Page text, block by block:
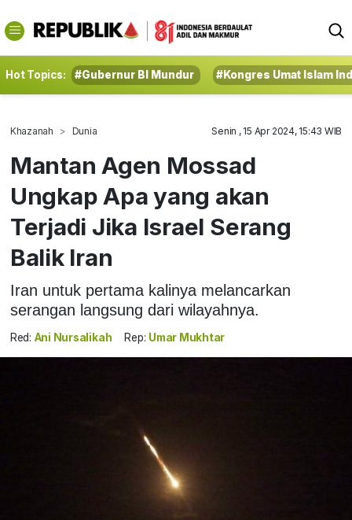
Hot Topics: #Gubernur BI Mundur #Kongres Umat Islam
Khazanah Dunia Senin , 15 Apr 2024, 15:43 WIB
Mantan Agen Mossad
Ungkap Apa yang akan
Terjadi Jika Israel Serang
Balik Iran
Iran untuk pertama kalinya melancarkan
serangan langsung dari wilayahnya.
Red: Ani Nursalikah Rep: Umar Mukhtar